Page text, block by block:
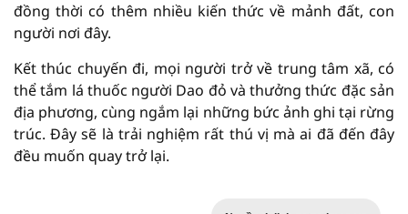
đồng thời có thêm nhiều kiến thức về mảnh đất, con
người nơi đây.
Kết thúc chuyến đi, mọi người trở về trung tâm xã, có
thể tắm lá thuốc người Dao đỏ và thưởng thức đặc sản
địa phương, cùng ngắm lại những bức ảnh ghi tại rừng
trúc. Đây sẽ là trải nghiệm rất thú vị mà ai đã đến đây
đều muốn quay trở lại.